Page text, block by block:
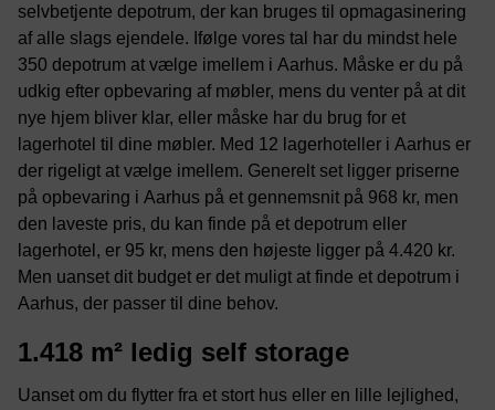
selvbetjente depotrum, der kan bruges til opmagasinering
af alle slags ejendele. Ifølge vores tal har du mindst hele
350 depotrum at vælge imellem i Aarhus. Måske er du på
udkig efter opbevaring af møbler, mens du venter på at dit
nye hjem bliver klar, eller måske har du brug for et
lagerhotel til dine møbler. Med 12 lagerhoteller i Aarhus er
der rigeligt at vælge imellem. Generelt set ligger priserne
på opbevaring i Aarhus på et gennemsnit på 968 kr, men
den laveste pris, du kan finde på et depotrum eller
lagerhotel, er 95 kr, mens den højeste ligger på 4.420 kr.
Men uanset dit budget er det muligt at finde et depotrum i
Aarhus, der passer til dine behov.
1.418 m² ledig self storage
Uanset om du flytter fra et stort hus eller en lille lejlighed,